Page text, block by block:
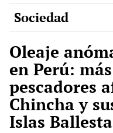
Sociedad
Oleaje
en Perú:
pescadores
Chincha y
Islas